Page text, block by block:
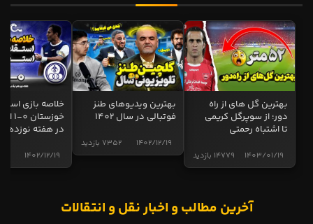
بهترین گل های از راه
دور؛ از سوپرگل کریمی
تا اشتباه رحمتی
14779 بازدید 1403/01/19
بهترین ویدیوهای طنز
فوتبالی در سال 1402
7352 بازدید 1402/12/19
خلاصه بازی
در هفته نوزدهم
1402/12/19
آخرین مطالب و اخبار نقل و انتقالات